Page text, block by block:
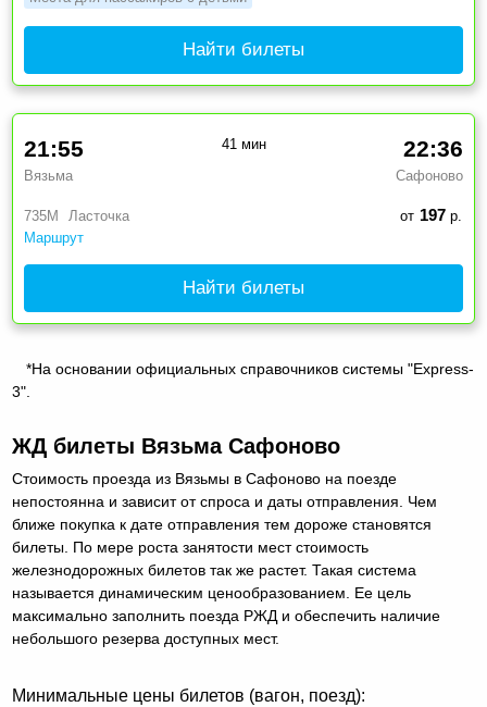
Найти билеты
735М
Ласточка
Маршрут
21:55
Вязьма
22:36
Сафоново
41 мин
от 197р.
Найти билеты
*На основании официальных справочников системы "Express-
3".
ЖД билеты Вязьма Сафоново
Стоимость проезда из Вязьмы в Сафоново на поезде
непостоянна и зависит от спроса и даты отправления. Чем
ближе покупка к дате отправления тем дороже становятся
билеты. По мере роста занятости мест стоимость
железнодорожных билетов так же растет. Такая система
называется динамическим ценообразованием. Ее цель
максимально заполнить поезда РЖД и обеспечить наличие
небольшого резерва доступных мест.
Минимальные цены билетов (вагон, поезд):